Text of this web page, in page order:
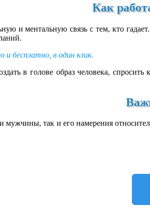
Как
и ментальную связь с тем, кто
бесплатно, в один клик.
в голове образ человека,
мужчины, так и его намерения